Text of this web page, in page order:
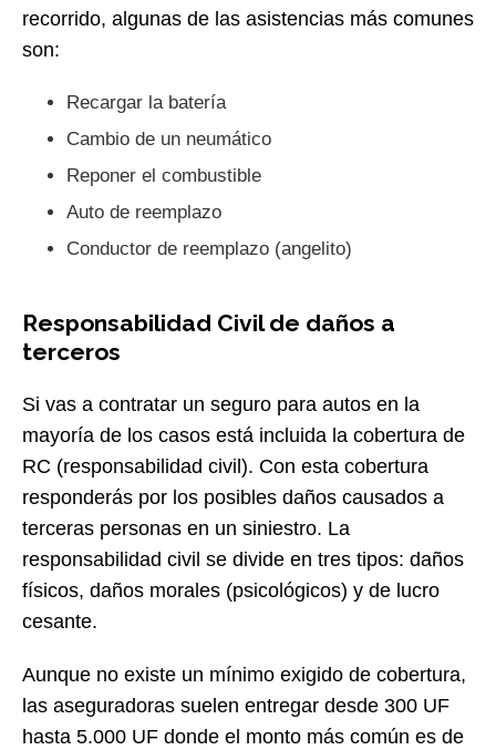
recorrido, algunas de las asistencias más comunes
son:
Recargar la batería
Cambio de un neumático
Reponer el combustible
Auto de reemplazo
Conductor de reemplazo (angelito)
Responsabilidad Civil de daños a
terceros
Si vas a contratar un seguro para autos en la
mayoría de los casos está incluida la cobertura de
RC (responsabilidad civil). Con esta cobertura
responderás por los posibles daños causados a
terceras personas en un siniestro. La
responsabilidad civil se divide en tres tipos: daños
físicos, daños morales (psicológicos) y de lucro
cesante.
Aunque no existe un mínimo exigido de cobertura,
las aseguradoras suelen entregar desde 300 UF
hasta 5.000 UF donde el monto más común es de